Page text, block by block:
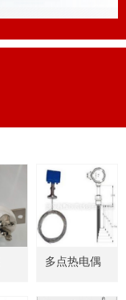
多点热电偶